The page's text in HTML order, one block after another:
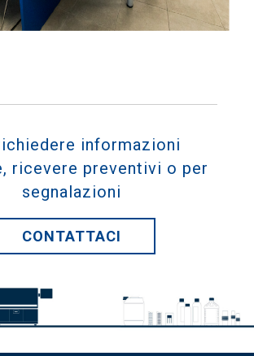
informazioni
ricevere preventivi o per
segnalazioni
CONTATTACI